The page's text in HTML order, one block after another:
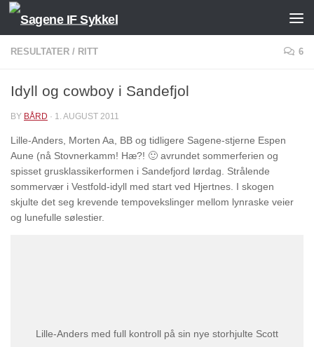
Skip to content
RESULTATER / RITT 6
Idyll og cowboy i Sandefjol
BY BÅRD · 1. AUGUST 2011
Lille-Anders, Morten Aa, BB og tidligere Sagene-stjerne Espen
Aune (nå Stovnerkamm! Hæ?! 🙂 avrundet sommerferien og
spisset grusklassikerformen i Sandefjord lørdag. Strålende
sommervær i Vestfold-idyll med start ved Hjertnes. I skogen
skjulte det seg krevende tempovekslinger mellom lynraske veier
og lunefulle sølestier.
Lille-Anders med full kontroll på sin nye storhjulte Scott